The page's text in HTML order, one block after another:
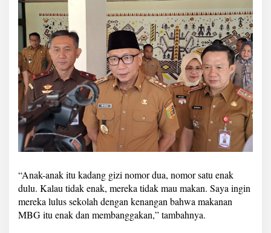
“Anak-anak itu kadang gizi nomor dua, nomor satu enak
dulu. Kalau tidak enak, mereka tidak mau makan. Saya ingin
mereka lulus sekolah dengan kenangan bahwa makanan
MBG itu enak dan membanggakan,” tambahnya.